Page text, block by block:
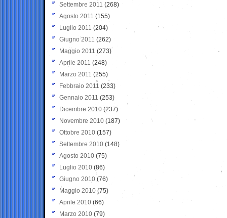
Settembre 2011 (268)
Agosto 2011 (155)
Luglio 2011 (204)
Giugno 2011 (262)
Maggio 2011 (273)
Aprile 2011 (248)
Marzo 2011 (255)
Febbraio 2011 (233)
Gennaio 2011 (253)
Dicembre 2010 (237)
Novembre 2010 (187)
Ottobre 2010 (157)
Settembre 2010 (148)
Agosto 2010 (75)
Luglio 2010 (86)
Giugno 2010 (76)
Maggio 2010 (75)
Aprile 2010 (66)
Marzo 2010 (79)